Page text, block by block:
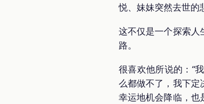
悦、妹妹突然去世
这不仅是一个探索人
路。
很喜欢他所说的：“
么都做不了，我下定
幸运地机会降临，也